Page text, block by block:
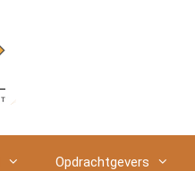
Opdrachtgevers